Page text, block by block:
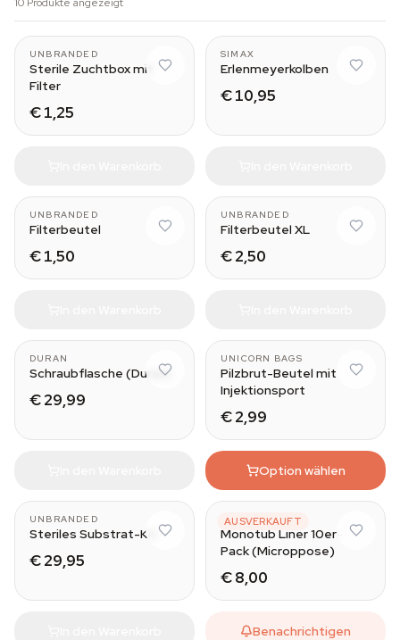
UNBRANDED
Sterile Zuchtbox mit
Filter
€ 1,25
SIMAX
Erlenmeyerkolben
€ 10,95
UNBRANDED
Filterbeutel
€ 1,50
UNBRANDED
Filterbeutel XL
€ 2,50
DURAN
Schraubflasche (Duran)
€ 29,99
UNICORN BAGS
Pilzbrut-Beutel mit
Injektionsport
€ 2,99
Option wählen
UNBRANDED
Steriles Substrat-Kit
€ 29,95
AUSVERKAUFT
MICROPPOSE
Monotub Liner 10er-
Pack (Microppose)
€ 8,00
Benachrichtigen